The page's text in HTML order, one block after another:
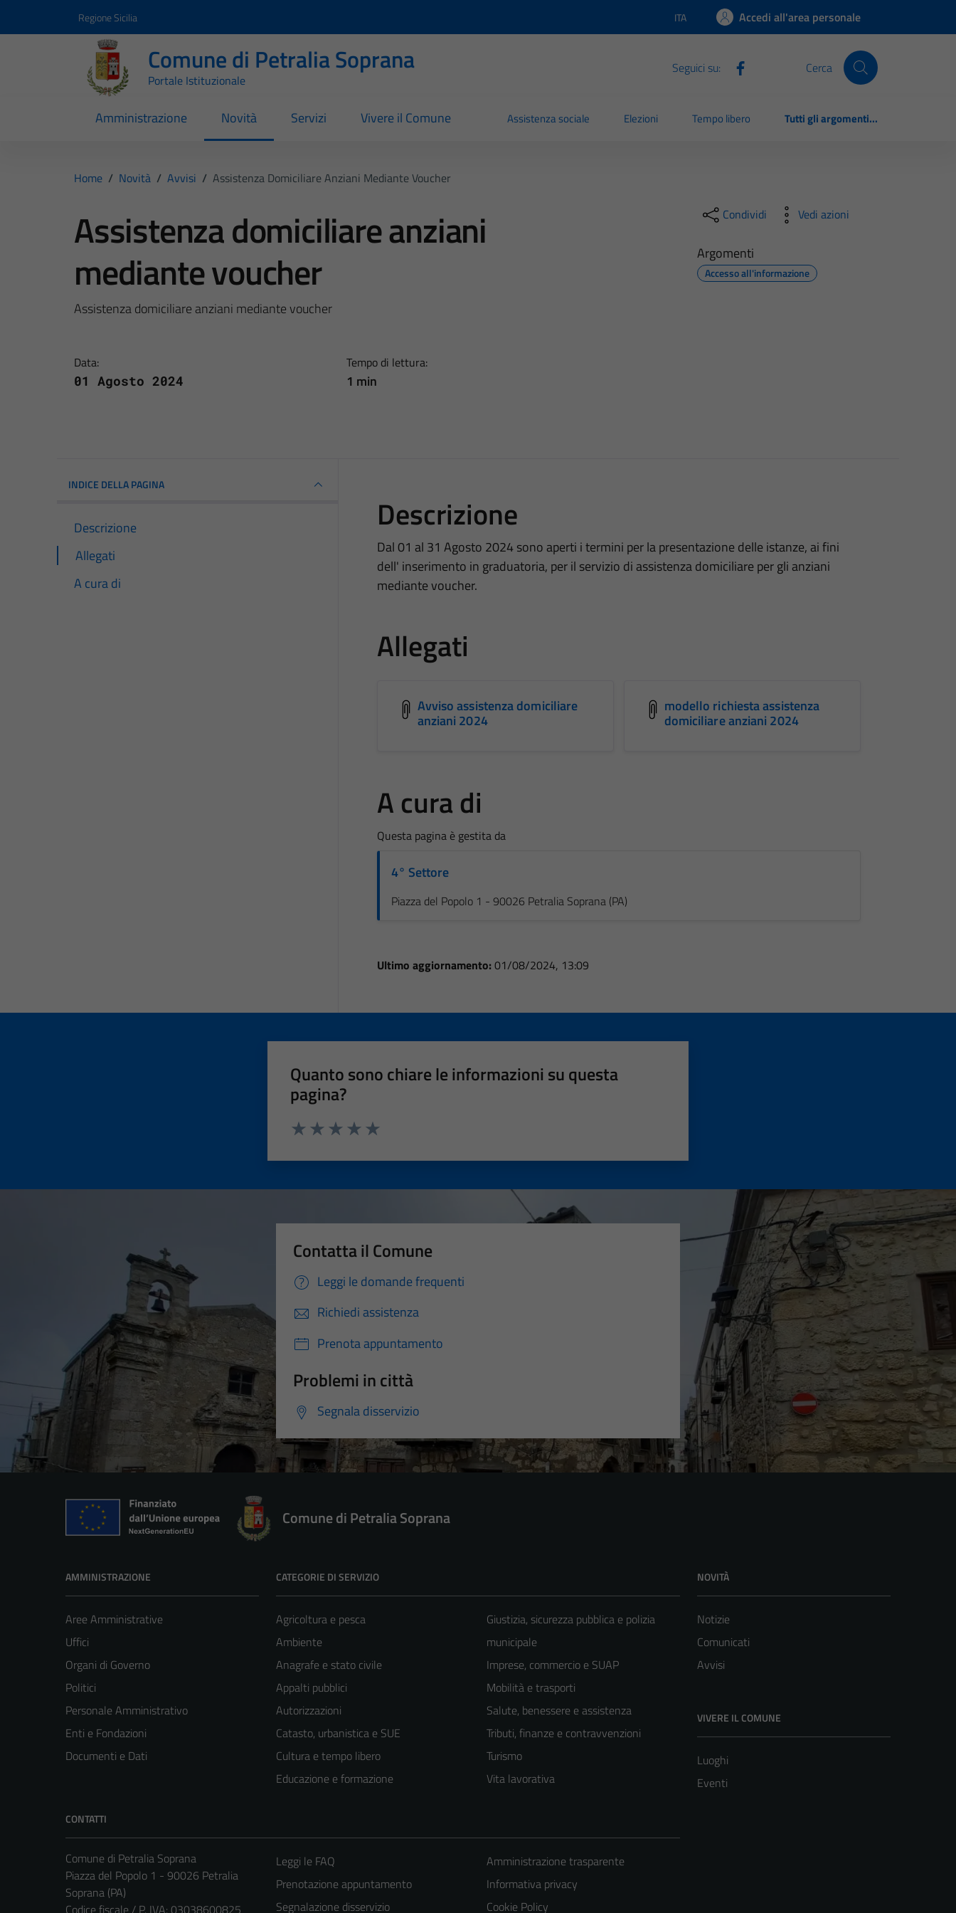
Regione Sicilia Lingua attiva:
ITA Accedi all'area personale
Comune di Petralia Soprana
Portale Istituzionale
Seguici su: Cerca
Amministrazione Novità Servizi Vivere il Comune Assistenza sociale Elezioni Tempo libero Tutti gli argomenti...
Home / Novità / Avvisi / Assistenza Domiciliare Anziani Mediante Voucher
Assistenza domiciliare anziani
mediante voucher
Assistenza domiciliare anziani mediante voucher
Data:
01 Agosto 2024
Tempo di lettura:
1 min
Condividi Vedi azioni
Argomenti
Accesso all'informazione
INDICE DELLA PAGINA
Descrizione
Allegati
A cura di
Descrizione
Dal 01 al 31 Agosto 2024 sono aperti i termini per la presentazione delle istanze, ai fini
dell' inserimento in graduatoria, per il servizio di assistenza domiciliare per gli anziani
mediante voucher.
Allegati
Avviso assistenza domiciliare
anziani 2024
modello richiesta assistenza
domiciliare anziani 2024
A cura di
Questa pagina è gestita da
4° Settore
Piazza del Popolo 1 - 90026 Petralia Soprana (PA)
Ultimo aggiornamento: 01/08/2024, 13:09
Quanto sono chiare le informazioni su questa
pagina?
Contatta il Comune
Leggi le domande frequenti
Richiedi assistenza
Prenota appuntamento
Problemi in città
Segnala disservizio
Comune di Petralia Soprana
AMMINISTRAZIONE
Aree Amministrative
Uffici
Organi di Governo
Politici
Personale Amministrativo
Enti e Fondazioni
Documenti e Dati
CATEGORIE DI SERVIZIO
Agricoltura e pesca
Ambiente
Anagrafe e stato civile
Appalti pubblici
Autorizzazioni
Catasto, urbanistica e SUE
Cultura e tempo libero
Educazione e formazione
Giustizia, sicurezza pubblica e polizia
municipale
Imprese, commercio e SUAP
Mobilità e trasporti
Salute, benessere e assistenza
Tributi, finanze e contravvenzioni
Turismo
Vita lavorativa
NOVITÀ
Notizie
Comunicati
Avvisi
VIVERE IL COMUNE
Luoghi
Eventi
CONTATTI
Comune di Petralia Soprana
Piazza del Popolo 1 - 90026 Petralia
Soprana (PA)
Leggi le FAQ
Prenotazione appuntamento
Segnalazione disservizio
Amministrazione trasparente
Informativa privacy
Cookie Policy